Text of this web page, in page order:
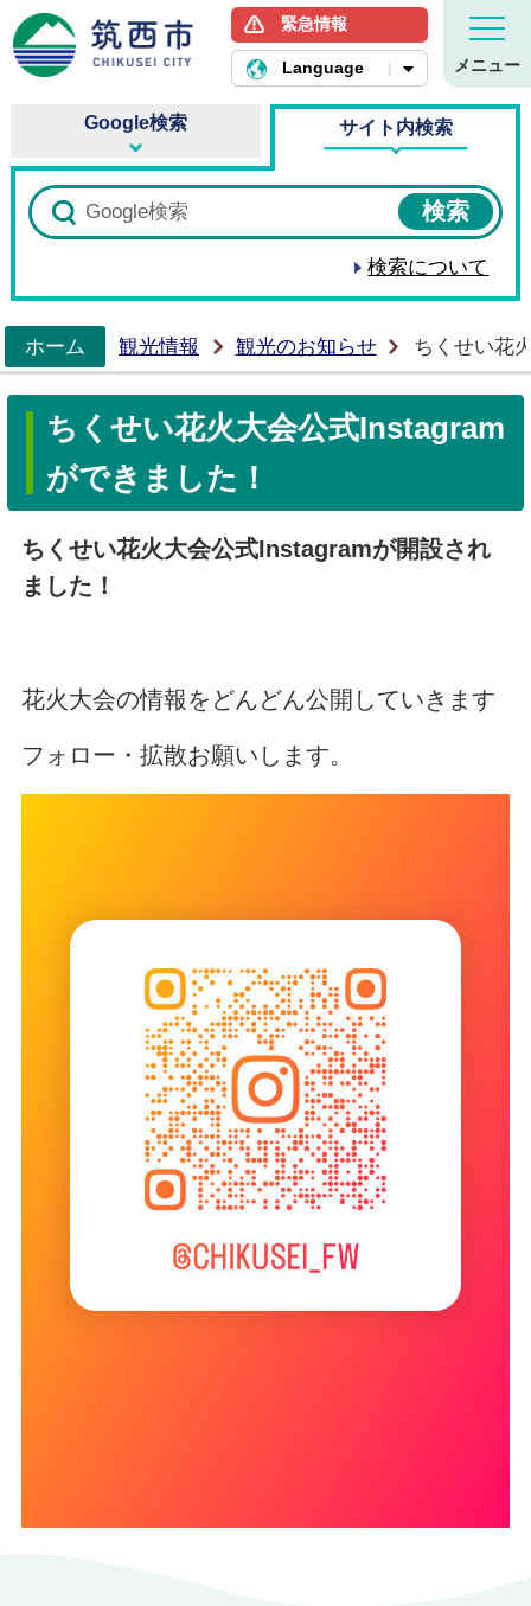
筑西市ホームページ
緊急情報
Language メニュー
Google検索 サイト内検索
検索について
ホーム
観光情報 観光のお知らせ ちくせい花
ちくせい花火大会公式Instagram
ができました！
ちくせい花火大会公式Instagramが開設され
ました！
花火大会の情報をどんどん公開していきます
フォロー・拡散お願いします。